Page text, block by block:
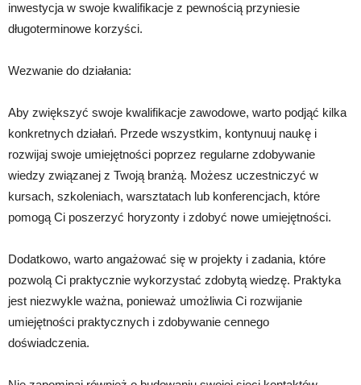
inwestycja w swoje kwalifikacje z pewnością przyniesie
długoterminowe korzyści.
Wezwanie do działania:
Aby zwiększyć swoje kwalifikacje zawodowe, warto podjąć kilka
konkretnych działań. Przede wszystkim, kontynuuj naukę i
rozwijaj swoje umiejętności poprzez regularne zdobywanie
wiedzy związanej z Twoją branżą. Możesz uczestniczyć w
kursach, szkoleniach, warsztatach lub konferencjach, które
pomogą Ci poszerzyć horyzonty i zdobyć nowe umiejętności.
Dodatkowo, warto angażować się w projekty i zadania, które
pozwolą Ci praktycznie wykorzystać zdobytą wiedzę. Praktyka
jest niezwykle ważna, ponieważ umożliwia Ci rozwijanie
umiejętności praktycznych i zdobywanie cennego
doświadczenia.